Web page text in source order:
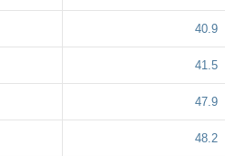
40.9
41.5
47.9
48.2